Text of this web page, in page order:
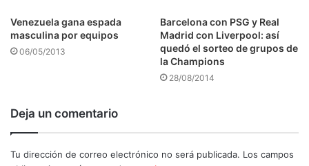
Venezuela gana espada
masculina por equipos
06/05/2013
Barcelona con PSG y Real
Madrid con Liverpool: así
quedó el sorteo de grupos de
la Champions
28/08/2014
Deja un comentario
Tu dirección de correo electrónico no será publicada. Los campos